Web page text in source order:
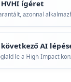
és a
olvasom
HVHI ígéret
azonnal
elméleteket
Ez a HVHI
amit másnap már
következő AI
le a High-Impact